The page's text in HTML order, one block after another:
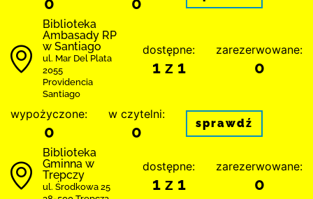
Biblioteka
Ambasady RP
w Santiago
ul. Mar Del Plata
2055
Providencia
Santiago
dostępne:
1 z 1
zarezerwowane:
0
wypożyczone:
0
w czytelni:
0 sprawdź
Biblioteka
Gminna w
Trepczy
ul. Środkowa 25
dostępne:
1 z 1
zarezerwowane:
0